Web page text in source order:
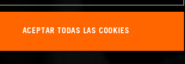
ACEPTAR TODAS LAS COOKIES